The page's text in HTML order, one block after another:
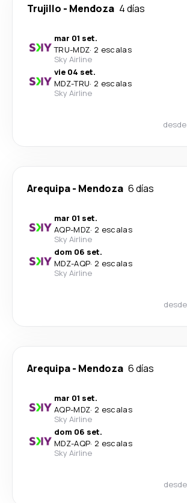
Trujillo - Mendoza 4 días
mar 01 set.
TRU-MDZ· 2 escalas
Sky Airline
vie 04 set.
MDZ-TRU· 2 escalas
Sky Airline
desde
Arequipa- Mendoza 6 días
mar 01 set.
AQP-MDZ· 2 escalas
Sky Airline
dom 06 set.
MDZ-AQP· 2 escalas
Sky Airline
desde
Arequipa- Mendoza 6 días
mar 01 set.
AQP-MDZ· 2 escalas
Sky Airline
dom 06 set.
MDZ-AQP· 2 escalas
Sky Airline
desde